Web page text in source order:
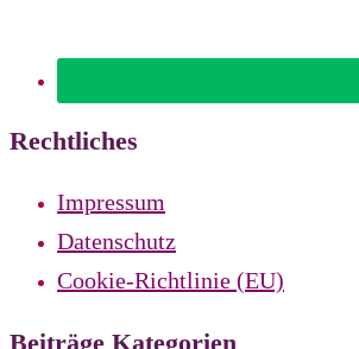
Rechtliches
Impressum
Datenschutz
Cookie-Richtlinie (EU)
Beiträge Kategorien